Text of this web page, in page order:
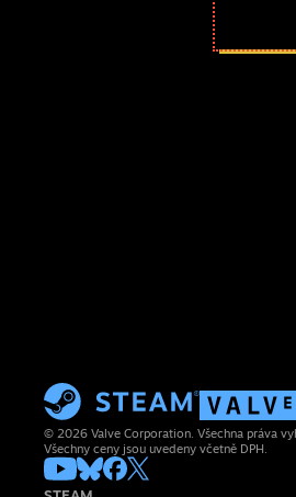
© 2026 Valve Corporation. Všechna práva
Všechny ceny jsou uvedeny včetně DPH.